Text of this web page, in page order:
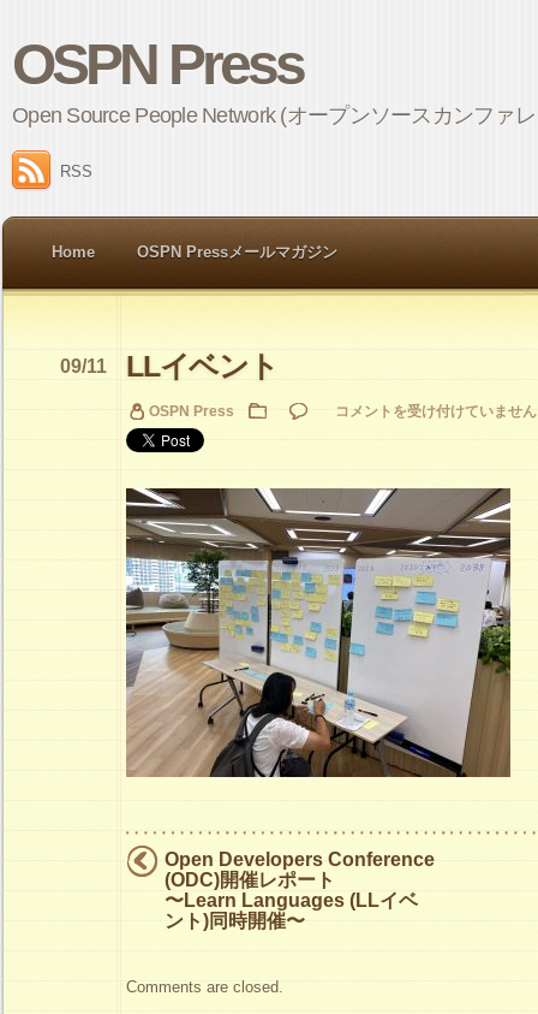
OSPN Press
Open Source People Network (オープンソースカンファ
RSS
Home OSPN Pressメールマガジン
LLイベント
09/11
OSPN Press LL
ン
ト
コメントを受け付けていません
Open Developers Conference
(ODC)開催レポート
〜Learn Languages (LLイベ
ント)同時開催〜
Comments are closed.